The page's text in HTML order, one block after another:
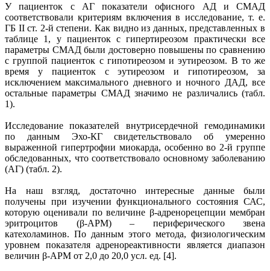
У пациенток с АГ показатели офисного АД и СМАД
соответствовали критериям включения в исследование, т. е.
ГБ II ст. 2-й степени. Как видно из данных, представленных в
таблице 1, у пациенток с гипертиреозом практически все
параметры СМАД были достоверно повышены по сравнению
с группой пациенток с гипотиреозом и эутиреозом. В то же
время у пациенток с эутиреозом и гипотиреозом, за
исключением максимального дневного и ночного ДАД, все
остальные параметры СМАД значимо не различались (табл.
1).
Исследование показателей внутрисердечной гемодинамики
по данным Эхо-КГ свидетельствовало об умеренно
выраженной гипертрофии миокарда, особенно во 2-й группе
обследованных, что соответствовало основному заболеванию
(АГ) (табл. 2).
На наш взгляд, достаточно интересные данные были
получены при изучении функционального состояния САС,
которую оценивали по величине β-адренорецепции мембран
эритроцитов (β-АРМ) – периферического звена
катехоламинов. По данным этого метода, физиологическим
уровнем показателя адренореактивности является диапазон
величин β-АРМ от 2,0 до 20,0 усл. ед. [4].